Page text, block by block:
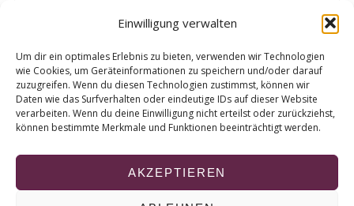
Einwilligung verwalten
Um dir ein optimales Erlebnis zu bieten, verwenden wir Technologien
wie Cookies, um Geräteinformationen zu speichern und/oder darauf
zuzugreifen. Wenn du diesen Technologien zustimmst, können wir
Daten wie das Surfverhalten oder eindeutige IDs auf dieser Website
verarbeiten. Wenn du deine Einwilligung nicht erteilst oder zurückziehst,
können bestimmte Merkmale und Funktionen beeinträchtigt werden.
AKZEPTIEREN